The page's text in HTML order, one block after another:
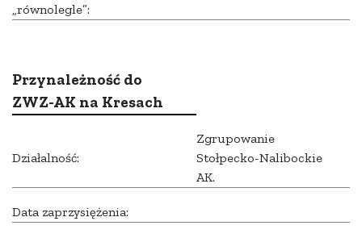
„równolegle”:
Przynależność do
ZWZ-AK na Kresach
Działalność:
Zgrupowanie
Stołpecko-Nalibockie
AK.
Data zaprzysiężenia: